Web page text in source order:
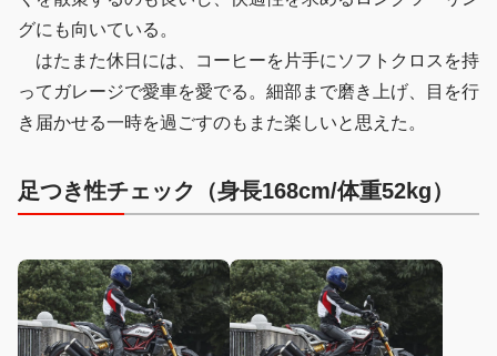
グにも向いている。
はたまた休日には、コーヒーを片手にソフトクロスを持
ってガレージで愛車を愛でる。細部まで磨き上げ、目を行
き届かせる一時を過ごすのもまた楽しいと思えた。
足つき性チェック（身長168cm/体重52kg）